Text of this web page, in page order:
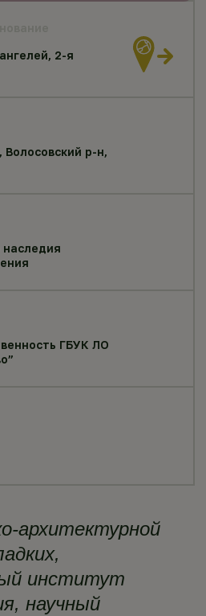
2-я
Волосовский р-н,
наследия
ГБУК ЛО
архитектурной
институт
научный